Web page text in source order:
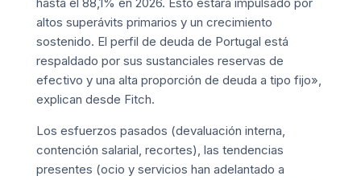
altos superávits primarios y un crecimiento
sostenido. El perfil de deuda de Portugal está
respaldado por sus sustanciales reservas de
efectivo y una alta proporción de deuda a tipo fijo»,
explican desde Fitch.
Los esfuerzos pasados (devaluación interna,
contención salarial, recortes), las tendencias
presentes (ocio y servicios han adelantado a